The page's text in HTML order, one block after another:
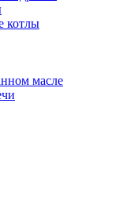
котлы
масле